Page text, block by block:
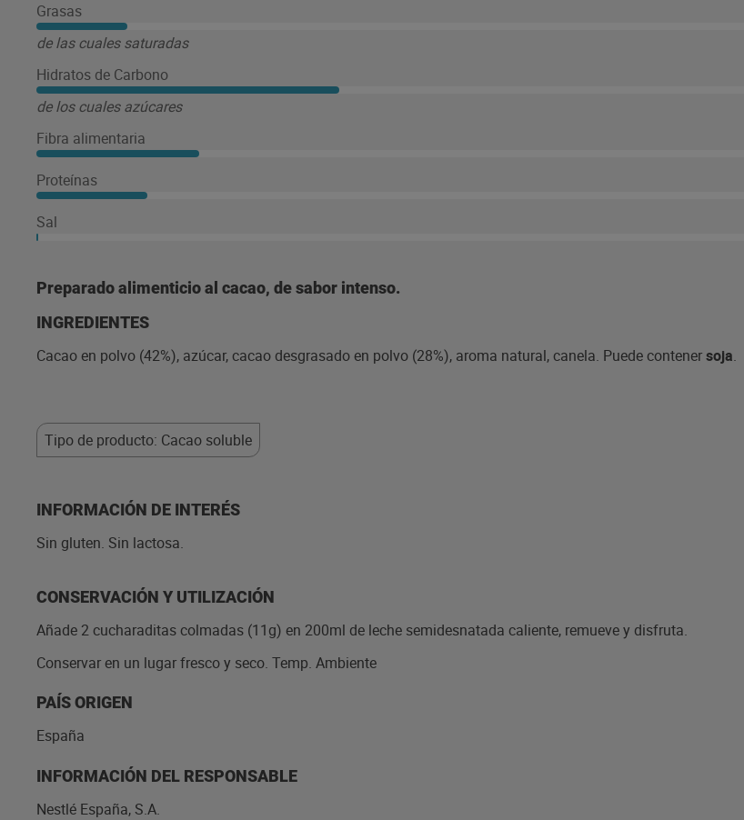
Grasas
de las cuales saturadas
Hidratos de Carbono
de los cuales azúcares
Fibra alimentaria
Proteínas
Sal
Preparado alimenticio al cacao, de sabor intenso.
INGREDIENTES
Cacao en polvo (42%), azúcar, cacao desgrasado en polvo (28%), aroma natural, canela. Puede contenersoja.
Tipo de producto: Cacao soluble
INFORMACIÓN DE INTERÉS
Sin gluten. Sin lactosa.
CONSERVACIÓN Y UTILIZACIÓN
Añade 2 cucharaditas colmadas (11g) en 200ml de leche semidesnatada caliente, remueve y disfruta.
Conservar en un lugar fresco y seco. Temp. Ambiente
PAÍS ORIGEN
España
INFORMACIÓN DEL RESPONSABLE
Nestlé España, S.A.